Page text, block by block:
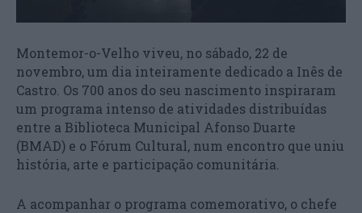
Montemor-o-Velho viveu, no sábado, 22 de
novembro, um dia inteiramente dedicado a Inês de
Castro. Os 700 anos do seu nascimento inspiraram
um programa intenso de atividades distribuídas
entre a Biblioteca Municipal Afonso Duarte
(BMAD) e o Fórum Cultural, num encontro que uniu
história, arte e participação comunitária.
A acompanhar o programa comemorativo, o chefe